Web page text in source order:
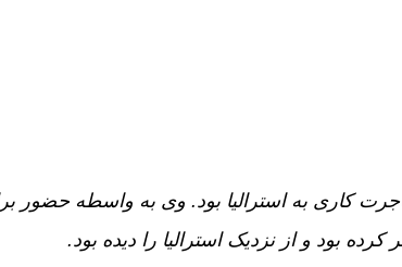
مهاجرت کاری به استرالیا بود. وی به واسطه حضور
بود و از نزدیک استرالیا را دیده بود.